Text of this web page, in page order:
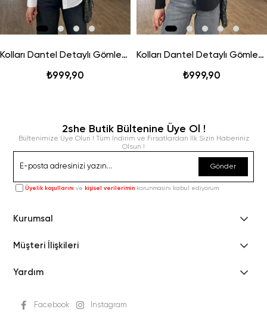
Kolları Dantel Detaylı Gömlek - Beyaz
₺999,90
Kolları Dantel Detaylı Gömlek - Siyah
₺999,90
2she Butik Bültenine Üye Ol !
Bültenimize Üye Olun ! Tüm İndirim ve Fırsatlardan İlk Sizin Haberiniz
Olsun !
Gönder
Üyelik koşullarını ve kişisel verilerimin korunmasını kabul ediyorum.
Kurumsal
Müşteri İlişkileri
Yardım
Facebook Instagram